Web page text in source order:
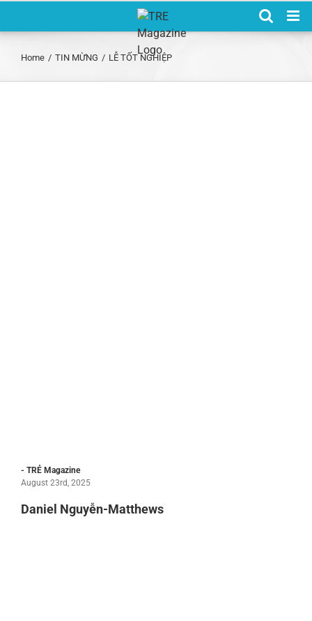
Home / TIN MỪNG / LỄ TỐT NGHIỆP
- TRẺ Magazine
August 23rd, 2025
Daniel Nguyễn-Matthews